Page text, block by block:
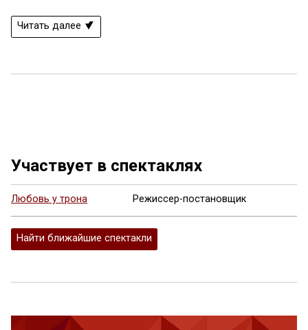
Читать далее
Участвует в спектаклях
Любовь у трона Режиссер-постановщик
Найти ближайшие спектакли